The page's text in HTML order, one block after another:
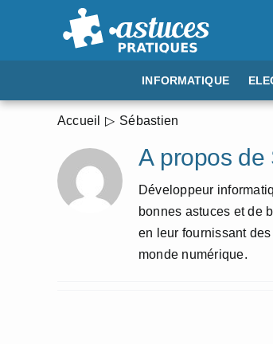
INFORMATIQUE
Accueil Sébastien
À propos de
Développeur
bonnes astuces et de
en leur fournissant
monde numérique.